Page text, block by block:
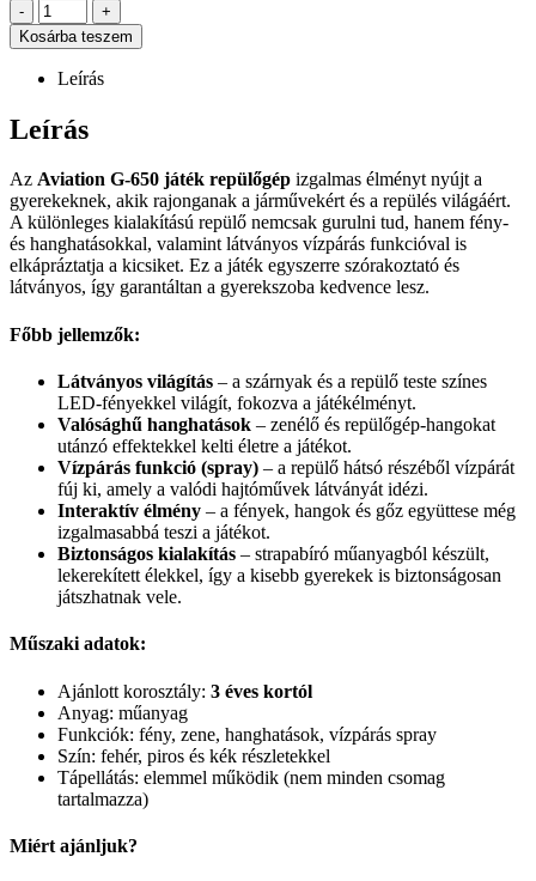
-
+
Kosárba teszem
Leírás
Leírás
Az Aviation G-650 játék repülőgép izgalmas élményt nyújt a
gyerekeknek, akik rajonganak a járművekért és a repülés világáért.
A különleges kialakítású repülő nemcsak gurulni tud, hanem fény-
és hanghatásokkal, valamint látványos vízpárás funkcióval is
elkápráztatja a kicsiket. Ez a játék egyszerre szórakoztató és
látványos, így garantáltan a gyerekszoba kedvence lesz.
Főbb jellemzők:
Látványos világítás – a szárnyak és a repülő teste színes
LED-fényekkel világít, fokozva a játékélményt.
Valósághű hanghatások – zenélő és repülőgép-hangokat
utánzó effektekkel kelti életre a játékot.
Vízpárás funkció (spray) – a repülő hátsó részéből vízpárát
fúj ki, amely a valódi hajtóművek látványát idézi.
Interaktív élmény – a fények, hangok és gőz együttese még
izgalmasabbá teszi a játékot.
Biztonságos kialakítás – strapabíró műanyagból készült,
lekerekített élekkel, így a kisebb gyerekek is biztonságosan
játszhatnak vele.
Műszaki adatok:
Ajánlott korosztály: 3 éves kortól
Anyag: műanyag
Funkciók: fény, zene, hanghatások, vízpárás spray
Szín: fehér, piros és kék részletekkel
Tápellátás: elemmel működik (nem minden csomag
tartalmazza)
Miért ajánljuk?